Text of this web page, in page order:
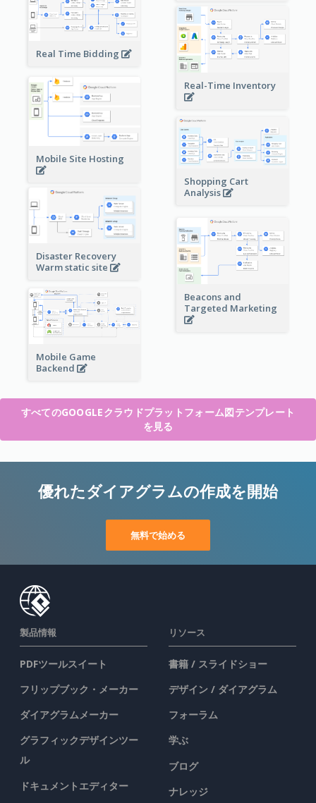
Real Time Bidding
Real-Time Inventory
Mobile Site Hosting
Shopping Cart
Analysis
Disaster Recovery
Warm static site
Beacons and
Targeted Marketing
Mobile Game
Backend
すべてのGOOGLEクラウドプラットフォーム図テンプレート
を見る
優れたダイアグラムの作成を開始
無料で始める
製品情報
PDFツールスイート
フリップブック・メーカー
ダイアグラムメーカー
グラフィックデザインツー
ル
ドキュメントエディター
リソース
書籍 / スライドショー
デザイン / ダイアグラム
フォーラム
学ぶ
ブログ
ナレッジ